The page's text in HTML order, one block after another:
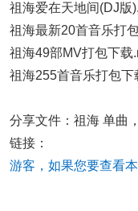
祖海爱在天地间(DJ版
祖海最新20首音乐打
祖海49部MV打包下载
祖海255首音乐打包下
分享文件：祖海 单曲
链接：
游客，如果您要查看